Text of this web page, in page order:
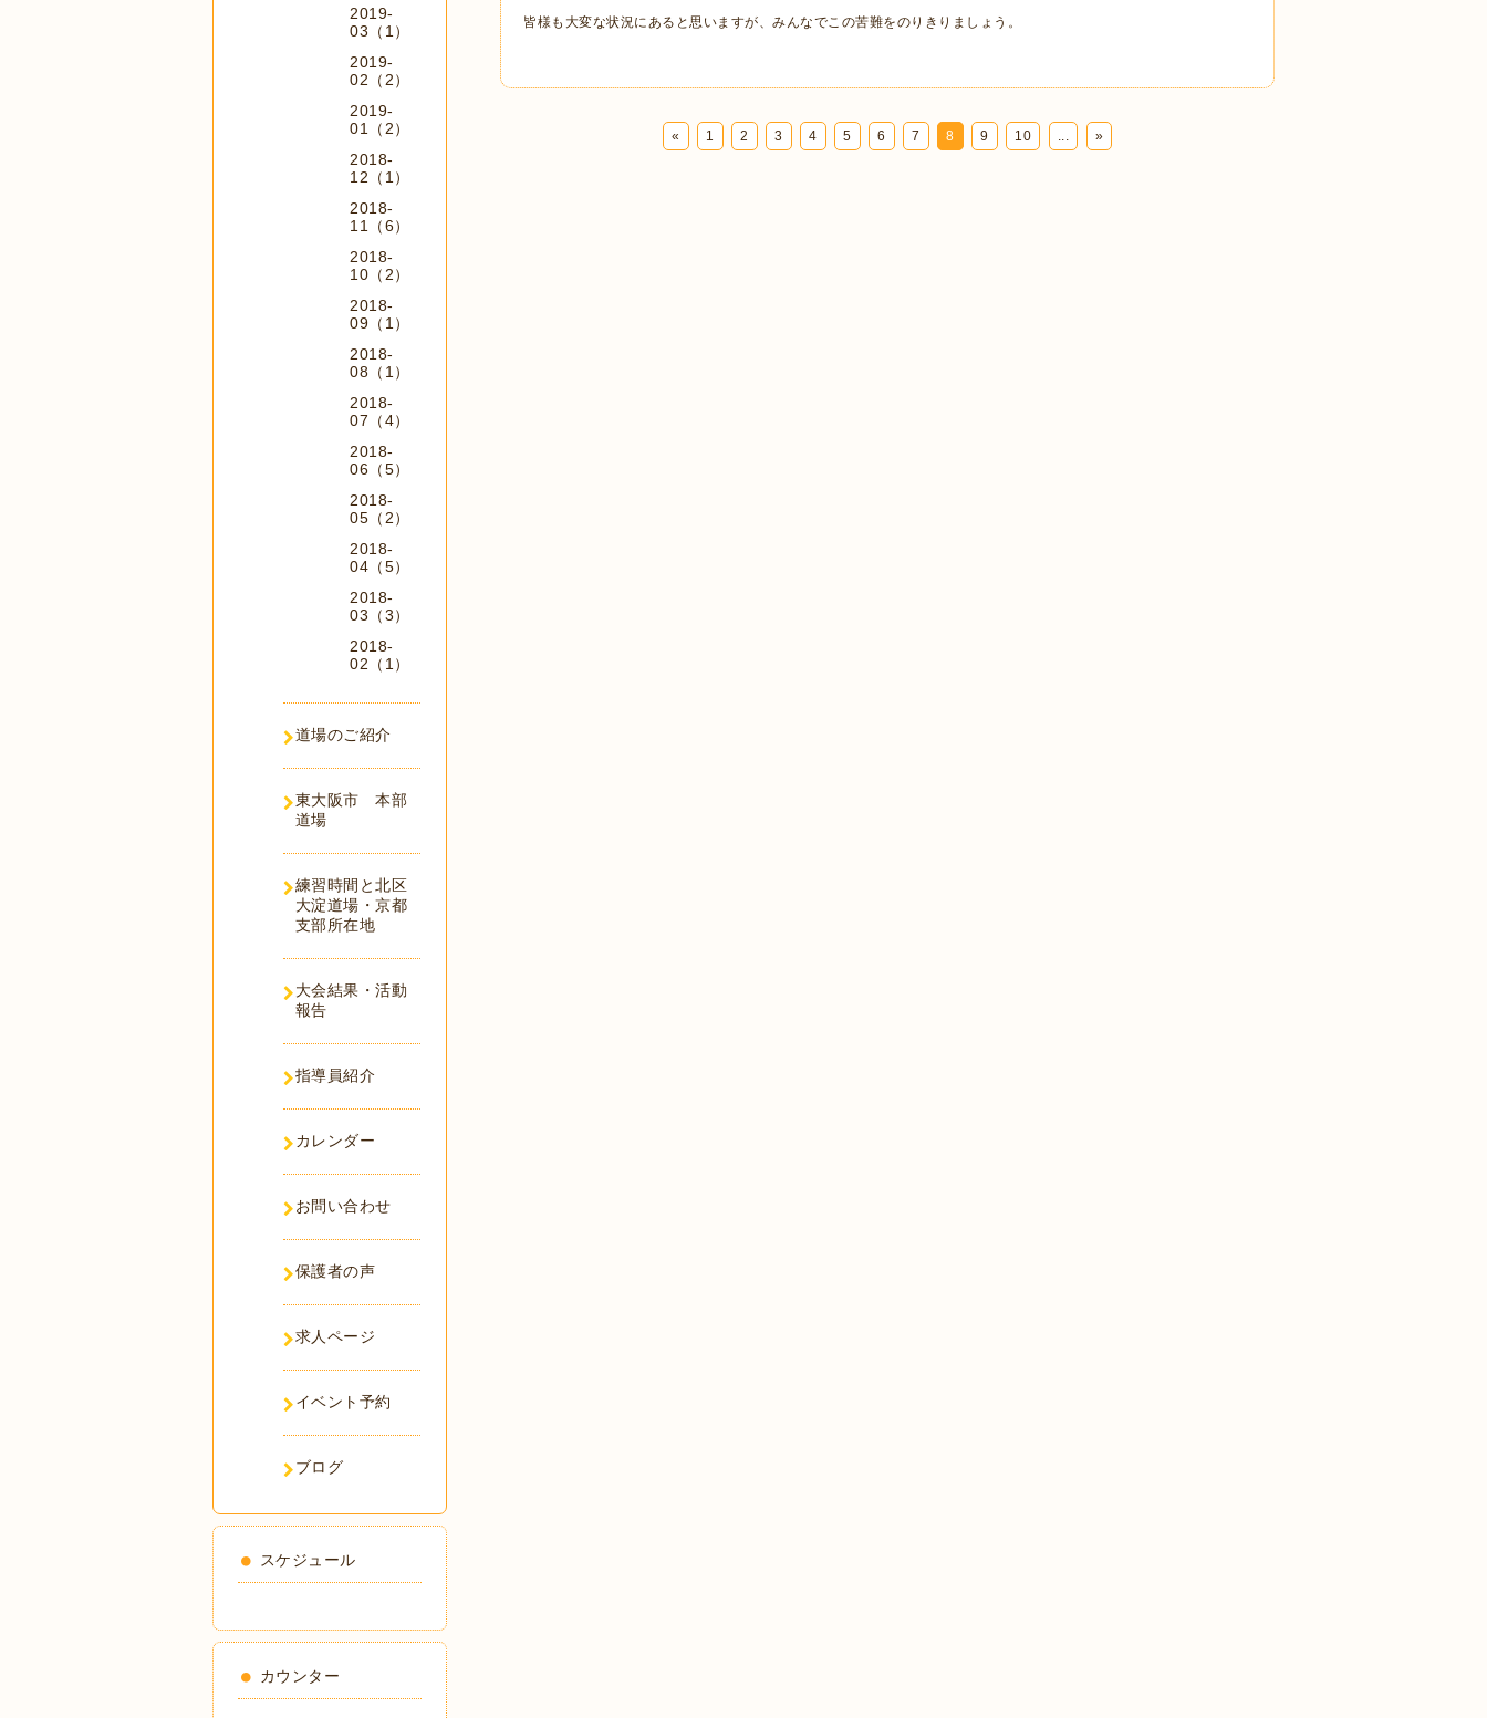
皆様も大変な状況にあると思いますが、みんなでこの苦難をのりきりましょう。
« 1 2 3 4 5 6 7 8 9 10 ... »
2019-
03（1）
2019-
02（2）
2019-
01（2）
2018-
12（1）
2018-
11（6）
2018-
10（2）
2018-
09（1）
2018-
08（1）
2018-
07（4）
2018-
06（5）
2018-
05（2）
2018-
04（5）
2018-
03（3）
2018-
02（1）
道場のご紹介
東大阪市 本部
道場
練習時間と北区
大淀道場・京都
支部所在地
大会結果・活動
報告
指導員紹介
カレンダー
お問い合わせ
保護者の声
求人ページ
イベント予約
ブログ
スケジュール
カウンター